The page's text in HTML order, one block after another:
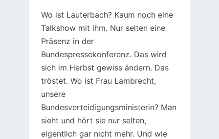
Wo ist Lauterbach? Kaum noch eine
Talkshow mit ihm. Nur selten eine
Präsenz in der
Bundespressekonferenz. Das wird
sich im Herbst gewiss ändern. Das
tröstet. Wo ist Frau Lambrecht,
unsere
Bundesverteidigungsministerin? Man
sieht und hört sie nur selten,
eigentlich gar nicht mehr. Und wie